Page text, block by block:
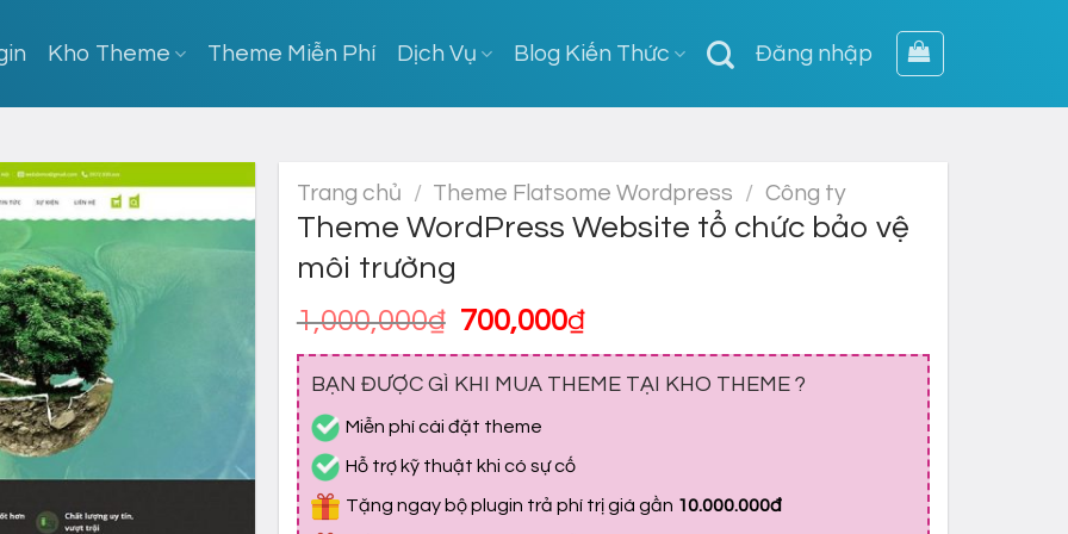
Kho Theme Theme Miễn Phí Dịch Vụ Blog Kiến Thức Đăng nhập
Trang chủ / Theme Flatsome Wordpress / Công ty
Theme WordPress Website tổ chức bảo vệ
môi trường
1,000,000₫ Giá
gốc
là:
700,000₫Giá
hiện
tại
BẠN ĐƯỢC GÌ KHI MUA THEME TẠI KHO THEME ?
Miễn phí cài đặt theme
Hỗ trợ kỹ thuật khi có sự cố
Tặng ngay bộ plugin trả phí trị giá gần 10.000.000đ